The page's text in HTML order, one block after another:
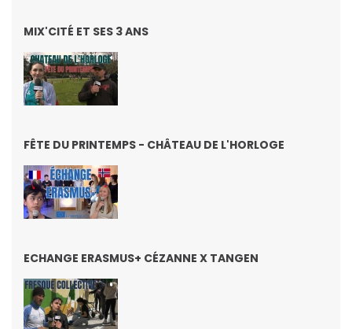
MIX'CITÉ ET SES 3 ANS
FÊTE DU PRINTEMPS - CHÂTEAU DE L'HORLOGE
ECHANGE ERASMUS+ CÉZANNE X TANGEN